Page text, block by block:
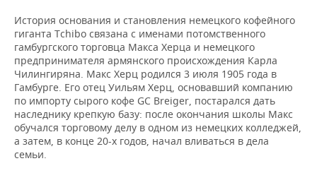
История основания и становления немецкого кофейного
гиганта Tchibo связана с именами потомственного
гамбургского торговца Макса Херца и немецкого
предпринимателя армянского происхождения Карла
Чилингиряна. Макс Херц родился 3 июля 1905 года в
Гамбурге. Его отец Уильям Херц, основавший компанию
по импорту сырого кофе GC Breiger, постарался дать
наследнику крепкую базу: после окончания школы Макс
обучался торговому делу в одном из немецких колледжей,
а затем, в конце 20-х годов, начал вливаться в дела
семьи.